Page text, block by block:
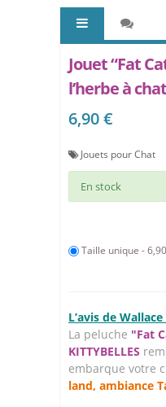
Jouet “Fat
l’herbe à
6,90 €
Jouets pour Chat
En stock
Taille unique -
L’avis de Wallace
La peluche "Fat
KITTYBELLES
embarque votre
land, ambiance